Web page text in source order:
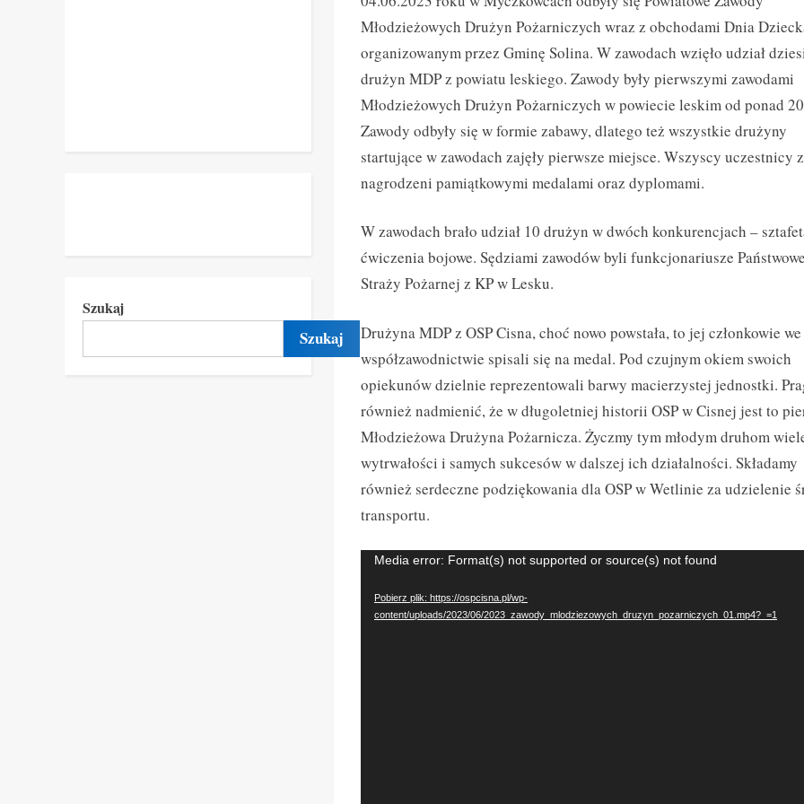
Toggle
sub-
menu
Drużyn
Pożarniczych
Młodzieżowych Drużyn Pożarniczych wraz z obchodami Dnia
organizowanym przez Gminę Solina. W zawodach wzięło udział
drużyn MDP z powiatu leskiego. Zawody były pierwszymi zawodami
Młodzieżowych Drużyn Pożarniczych w powiecie leskim od ponad
Zawody odbyły się w formie zabawy, dlatego też wszystkie drużyny
startujące w zawodach zajęły pierwsze miejsce. Wszyscy uczestnicy
nagrodzeni pamiątkowymi medalami oraz dyplomami.
W zawodach brało udział 10 drużyn w dwóch konkurencjach –
ćwiczenia bojowe. Sędziami zawodów byli funkcjonariusze
Straży Pożarnej z KP w Lesku.
Drużyna MDP z OSP Cisna, choć nowo powstała, to jej członkowie we
współzawodnictwie spisali się na medal. Pod czujnym okiem swoich
opiekunów dzielnie reprezentowali barwy macierzystej jednostki.
również nadmienić, że w długoletniej historii OSP w Cisnej jest to
Młodzieżowa Drużyna Pożarnicza. Życzmy tym młodym druhom
wytrwałości i samych sukcesów w dalszej ich działalności. Składamy
również serdeczne podziękowania dla OSP w Wetlinie za udzielenie
transportu.
Odtwarzacz
Media error: Format(s) not supported or source(s) not found
Pobierz plik: https://ospcisna.pl/wp-
content/uploads/2023/06/2023_zawody_mlodziezowych_druzyn_pozarniczych_01.mp4?_=1
Szukaj
Szukaj